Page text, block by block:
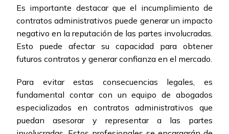
Es importante destacar que el incumplimiento de
contratos administrativos puede generar un impacto
negativo en la reputación de las partes involucradas.
Esto puede afectar su capacidad para obtener
futuros contratos y generar confianza en el mercado.
Para evitar estas consecuencias legales, es
fundamental contar con un equipo de abogados
especializados en contratos administrativos que
puedan asesorar y representar a las partes